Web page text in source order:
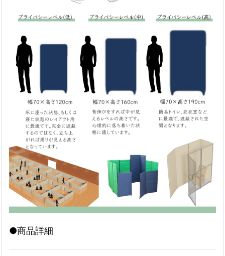
●商品詳細